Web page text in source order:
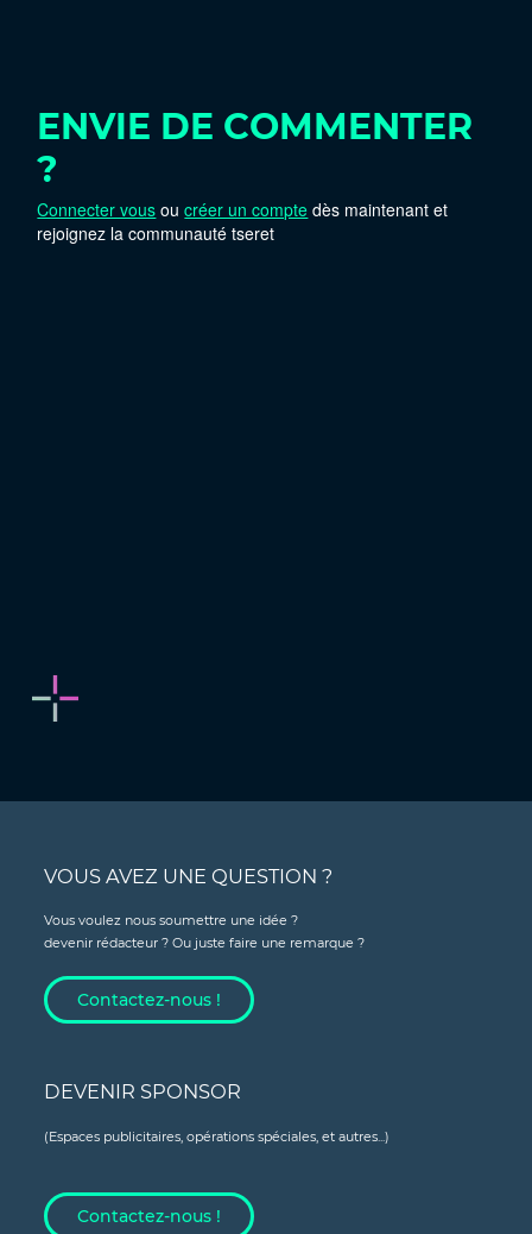
ENVIE DE COMMENTER
?
Connecter vous oucréer un compte dès maintenant et
rejoignez la communauté tseret
VOUS AVEZ UNE QUESTION ?
Vous voulez nous soumettre une idée ?
devenir rédacteur ? Ou juste faire une remarque ?
Contactez-nous !
DEVENIR SPONSOR
(Espaces publicitaires, opérations spéciales, et autres...)
Contactez-nous !